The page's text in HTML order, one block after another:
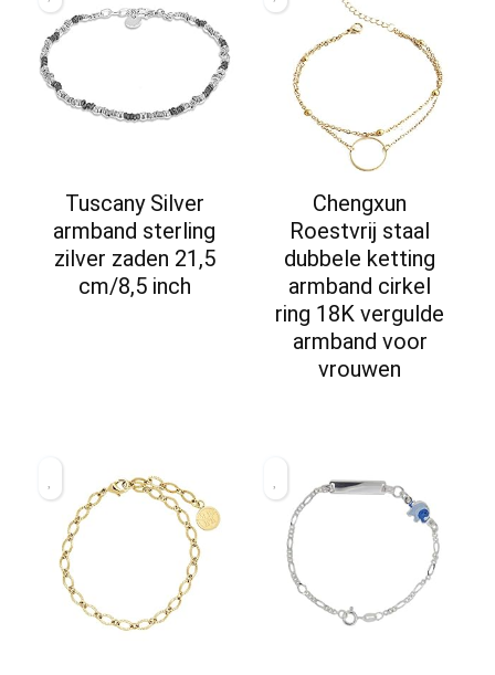
Tuscany Silver
armband sterling
zilver zaden 21,5
cm/8,5 inch
Chengxun
Roestvrij staal
dubbele ketting
armband cirkel
ring 18K vergulde
armband voor
vrouwen